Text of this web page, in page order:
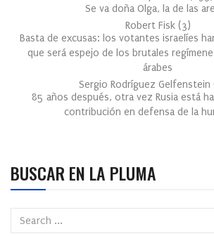
Se va doña Olga, la de las
Robert Fisk (3)
Basta de excusas: los votantes israelíes
que será espejo de los brutales
árabes
Sergio Rodríguez Gelfenstein
85 años después, otra vez Rusia está
contribución en defensa de la
BUSCAR EN LA PLUMA